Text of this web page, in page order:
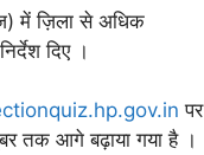
में ज़िला से अधिक
दिए ।
पर
तक आगे बढ़ाया गया है ।